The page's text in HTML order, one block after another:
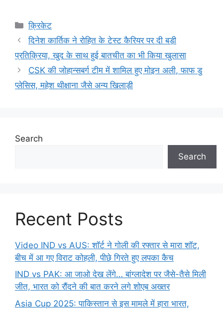
Categories
क्रिकेट
दिनेश कार्तिक ने रोहित के टेस्ट कैरियर पर दी बड़ी
प्रतिक्रिया, खुद के साथ हुई बातचीत का भी किया खुलासा
CSK की जोहान्सबर्ग टीम में शामिल हुए मोइन अली, फाफ डु
प्लेसिस, महेश थीक्षाना जैसे अन्य खिलाड़ी
Search
Search
Recent Posts
Video IND vs AUS: शॉर्ट ने गोली की रफ्तार से मारा शॉट,
बीच में आ गए विराट कोहली, पीछे गिरते हुए लपका कैच
IND vs PAK: आ जाओ देख लेंगे… बांग्लादेश पर जैसे-तैसे मिली
जीत, भारत को रौंदने की बात करने लगे शोएब अख्तर
Asia Cup 2025: पाकिस्तान से इस मामले में हारा भारत,